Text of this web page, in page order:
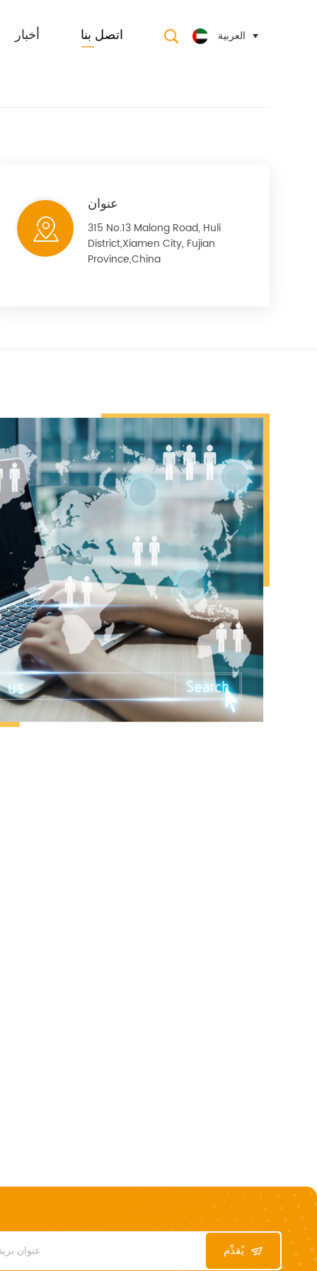
أخبار اتصل بنا العربية
عنوان
315 No.13 Malong Road, Huli
District,Xiamen City, Fujian
Province,China
يُقدِّم